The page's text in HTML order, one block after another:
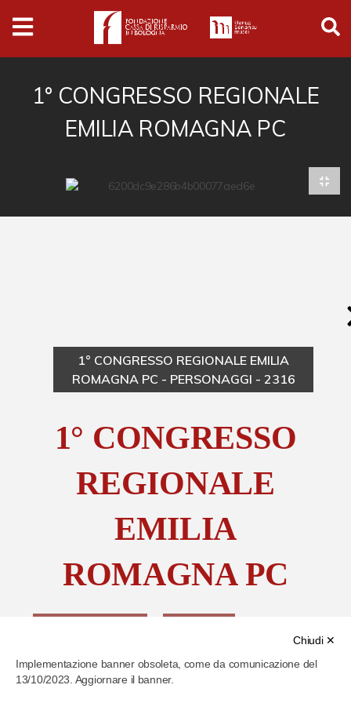
Archivio
Ferrari
Archivio Digitale
Cronaca e società
Arte e cultura
Musica cinema e spettacolo
Chi è Paolo Ferrari
Contattaci
1° CONGRESSO REGIONALE
EMILIA ROMAGNA PC
1° CONGRESSO REGIONALE EMILIA
ROMAGNA PC - PERSONAGGI - 2316
1° CONGRESSO
REGIONALE
EMILIA
ROMAGNA PC
Chiudi ✕
Implementazione banner obsoleta, come da comunicazione del
13/10/2023. Aggiornare il banner.